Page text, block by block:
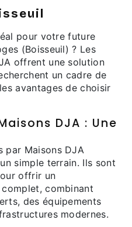
pour votre future
(Boisseuil) ? Les
offrent une solution
un cadre de
avantages de choisir
DJA : Une
par Maisons DJA
simple terrain. Ils sont
offrir un
combinant
des équipements
modernes.